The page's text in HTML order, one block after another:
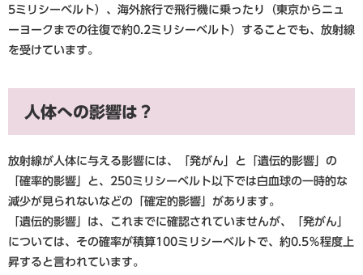
5ミリシーベルト）、海外旅行で飛行機に乗ったり（東京からニュ
ーヨークまでの往復で約0.2ミリシーベルト）することでも、放射線
を受けています。
人体への影響は？
放射線が人体に与える影響には、「発がん」と「遺伝的影響」の
「確率的影響」と、250ミリシーベルト以下では白血球の一時的な
減少が見られないなどの「確定的影響」があります。
「遺伝的影響」は、これまでに確認されていませんが、「発がん」
については、その確率が積算100ミリシーベルトで、約0.5％程度上
昇すると言われています。